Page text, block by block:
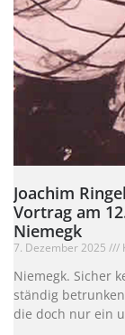
Joachim
Vortrag am
Niemegk
7. Dezember 2025
Niemegk. Sicher
ständig
die doch nur ein